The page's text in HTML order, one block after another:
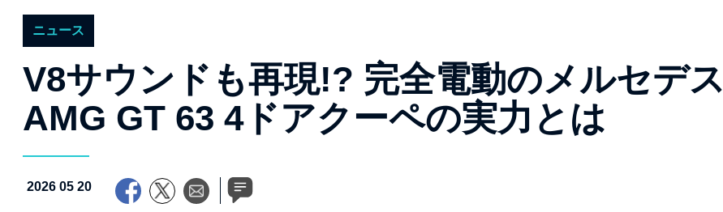
ニュース
V8サウンドも再現!? 完全電動のメルセデス
AMG GT 63 4ドアクーペの実力とは
2026 05 20